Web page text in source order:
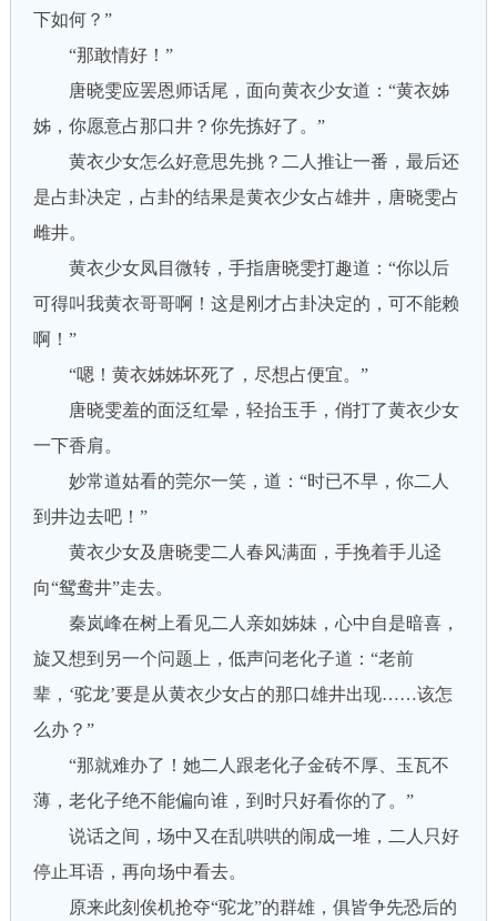
下如何？”
“那敢情好！”
唐晓雯应罢恩师话尾，面向黄衣少女道：“黄衣姊
姊，你愿意占那口井？你先拣好了。”
黄衣少女怎么好意思先挑？二人推让一番，最后还
是占卦决定，占卦的结果是黄衣少女占雄井，唐晓雯占
雌井。
黄衣少女凤目微转，手指唐晓雯打趣道：“你以后
可得叫我黄衣哥哥啊！这是刚才占卦决定的，可不能赖
啊！”
“嗯！黄衣姊姊坏死了，尽想占便宜。”
唐晓雯羞的面泛红晕，轻抬玉手，俏打了黄衣少女
一下香肩。
妙常道姑看的莞尔一笑，道：“时已不早，你二人
到井边去吧！”
黄衣少女及唐晓雯二人春风满面，手挽着手儿迳
向“鸳鸯井”走去。
秦岚峰在树上看见二人亲如姊妹，心中自是暗喜，
旋又想到另一个问题上，低声问老化子道：“老前
辈，‘驼龙’要是从黄衣少女占的那口雄井出现……该怎
么办？”
“那就难办了！她二人跟老化子金砖不厚、玉瓦不
薄，老化子绝不能偏向谁，到时只好看你的了。”
说话之间，场中又在乱哄哄的闹成一堆，二人只好
停止耳语，再向场中看去。
原来此刻俟机抢夺“驼龙”的群雄，俱皆争先恐后的